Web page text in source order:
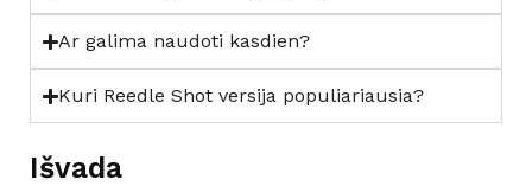
Ar galima naudoti kasdien?
Kuri Reedle Shot versija populiariausia?
Išvada